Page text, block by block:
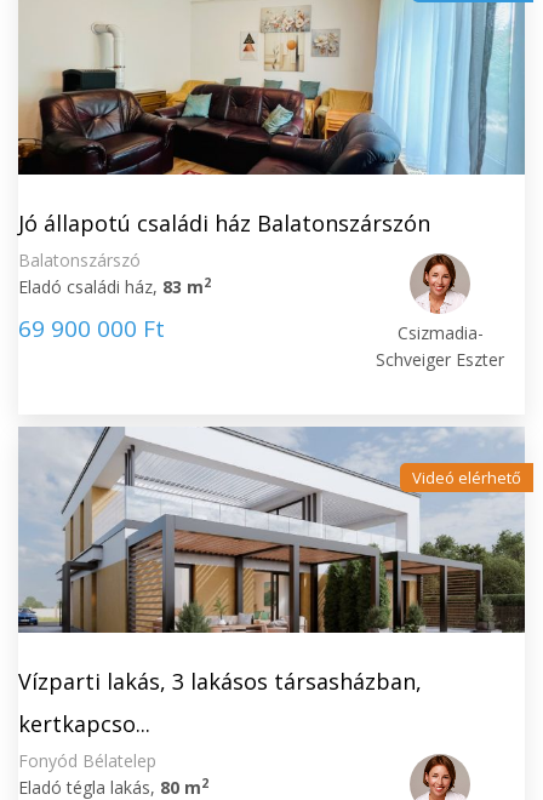
Jó állapotú családi ház Balatonszárszón
Balatonszárszó
Eladó családi ház, 83 m2
69 900 000 Ft
Csizmadia-
Schveiger Eszter
Videó elérhető
Vízparti lakás, 3 lakásos társasházban,
kertkapcso...
Fonyód Bélatelep
Eladó tégla lakás, 80 m2